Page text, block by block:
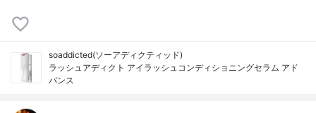
soaddicted(ソーアディクティッド)
ラッシュアディクト アイラッシュコンディショニングセラム アド
バンス